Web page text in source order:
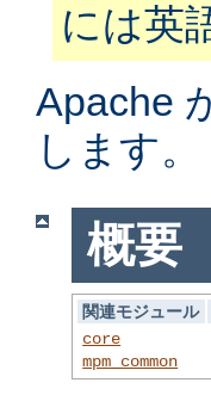
には英
Apache
します。
概要
関連モジュール
core
mpm_common